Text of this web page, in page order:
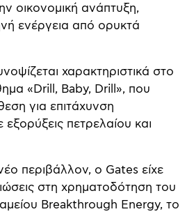
οικονομική ανάπτυξη,
ενέργεια από ορυκτά
χαρακτηριστικά στο
«Drill, Baby, Drill», που
για επιτάχυνση
πετρελαίου και
περιβάλλον, ο Gates είχε
στη χρηματοδότηση του
Breakthrough Energy, το